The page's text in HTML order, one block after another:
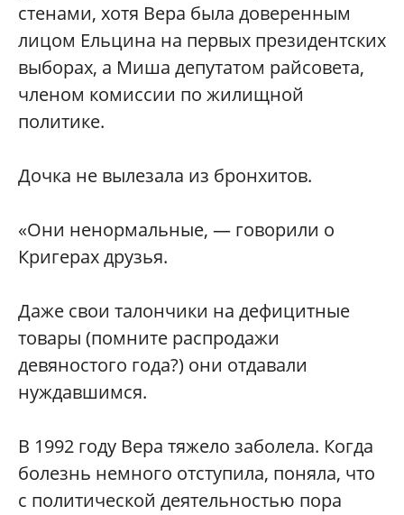
стенами, хотя Вера была доверенным
лицом Ельцина на первых президентских
выборах, а Миша депутатом райсовета,
членом комиссии по жилищной
политике.
Дочка не вылезала из бронхитов.
«Они ненормальные, — говорили о
Кригерах друзья.
Даже свои талончики на дефицитные
товары (помните распродажи
девяностого года?) они отдавали
нуждавшимся.
В 1992 году Вера тяжело заболела. Когда
болезнь немного отступила, поняла, что
с политической деятельностью пора